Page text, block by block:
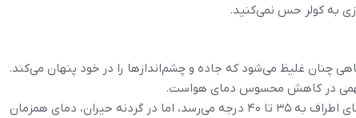
به کولر حس نمی‌کنید.
چنان غلیظ می‌شود که جاده و چشم‌اندازها را در خود پنهان می‌کند.
مهمی در کاهش محسوس دمای هواست.
نکته خاص: در تیر و مرداد، دمای هوای ظهر در شهرهای اطراف به ۳۵ تا ۴۰ درجه می‌رسد، اما در گردنه حیران، دمای همزمان